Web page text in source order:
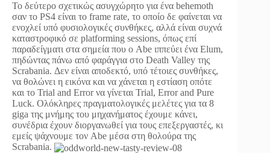
Το δεύτερο σχετικώς ασυγχώρητο για ένα behemoth
σαν το PS4 είναι το frame rate, το οποίο δε φαίνεται να
ενοχλεί υπό φυσιολογικές συνθήκες, αλλά είναι συχνά
καταστροφικό σε platforming sessions, όπως επί
παραδείγματι στα σημεία που ο Abe ιππεύει ένα Elum,
πηδώντας πάνω από φαράγγια στο Death Valley της
Scrabania. Δεν είναι αποδεκτό, υπό τέτοιες συνθήκες,
να θολώνει η εικόνα και να χάνεται η εστίαση οπότε
και το Trial and Error να γίνεται Trial, Error and Pure
Luck. Ολόκληρες πραγματολογικές μελέτες για τα 8
giga της μνήμης του μηχανήματος έχουμε κάνει,
συνέδρια έχουν διοργανωθεί για τους επεξεργαστές, κι
εμείς ψάχνουμε τον Abe μέσα στη θολούρα της
Scrabania.